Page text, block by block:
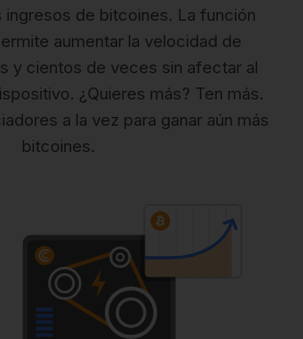
ingresos de bitcoines. La función
aumentar la velocidad de
y cientos de veces sin afectar al
¿Quieres más? Ten más.
a la vez para ganar aún más
bitcoines.